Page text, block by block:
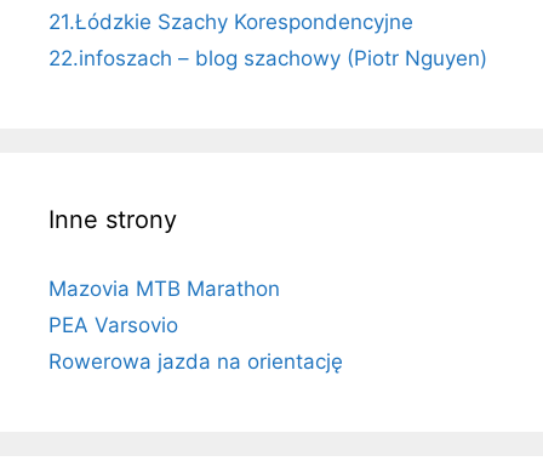
21.Łódzkie Szachy Korespondencyjne
22.infoszach – blog szachowy (Piotr Nguyen)
Inne strony
Mazovia MTB Marathon
PEA Varsovio
Rowerowa jazda na orientację